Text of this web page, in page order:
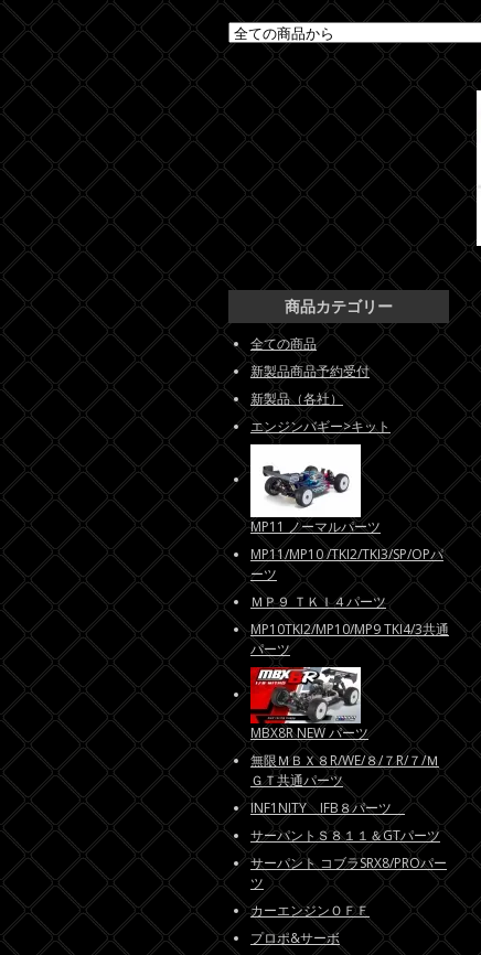
商品カテゴリー
全ての商品
新製品商品予約受付
新製品（各社）
エンジンバギー>キット
MP11 ノーマルパーツ
MP11/MP10 /TKI2/TKI3/SP/OPパ
ーツ
ＭＰ９ ＴＫＩ４パーツ
MP10TKI2/MP10/MP9 TKI4/3共通
パーツ
MBX8R NEW パーツ
無限ＭＢＸ８R/WE/８/７R/７/Ｍ
ＧＴ共通パーツ
INF1NITY IFB８パーツ
サーパントＳ８１１＆GTパーツ
サーパント コブラSRX8/PROパー
ツ
カーエンジンＯＦＦ
プロポ&サーボ